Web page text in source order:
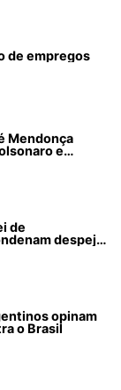
de empregos
Mendonça
e
de
despejos
opinam
o Brasil